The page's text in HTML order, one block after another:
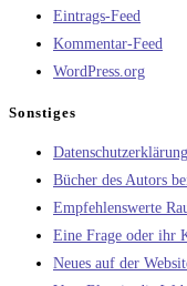
Eintrags-Feed
Kommentar-Feed
WordPress.org
Sonstiges
Datenschutzerklärung
Bücher des Autors
Empfehlenswerte
Eine Frage oder ihr
Neues auf der